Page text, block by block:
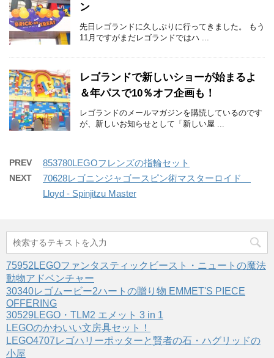
ン
先日レゴランドに久しぶりに行ってきました。 もう
11月ですがまだレゴランドではハ ...
レゴランドで新しいショーが始まるよ
＆年パスで10％オフ企画も！
レゴランドのメールマガジンを購読しているのです
が、新しいお知らせとして「新しい屋 ...
PREV 853780LEGOフレンズの指輪セット
NEXT
70628レゴニンジャゴースピン術マスターロイド
Lloyd - Spinjitzu Master
75952LEGOファンタスティックビースト・ニュートの魔法
動物アドベンチャー
30340レゴムービー2ハートの贈り物 EMMET'S PIECE
OFFERING
30529LEGO・TLM2 エメット 3 in 1
LEGOのかわいい文房具セット！
LEGO4707レゴハリーポッターと賢者の石・ハグリッドの
小屋